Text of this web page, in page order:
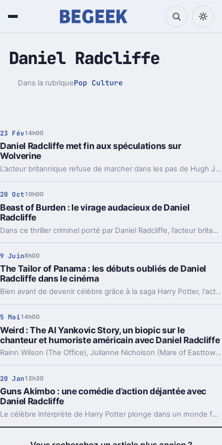
Daniel Radcliffe
Dans la rubriquePop Culture
23 Fév14h00
Daniel Radcliffe met fin aux spéculations sur
Wolverine
L’acteur britannique refuse de marcher dans les pas de Hugh Jackman pour incarner le mutant emblématique.
20 Oct 10h00
Beast of Burden : le virage audacieux de Daniel
Radcliffe
Dans ce thriller criminel porté par Daniel Radcliffe, l’acteur britannique s’éloigne radicalement de son rôle emblématique de Harry Potter, offrant une performance intense qui bouleverse l’image que le public se fait de lui.
9 Juin8h00
The Tailor of Panama : les débuts oubliés de Daniel
Radcliffe dans le cinéma
Bien avant de devenir célèbre grâce à la saga Harry Potter, l'acteur britannique Daniel Radcliffe a partagé l’affiche avec Pierce Brosnan dans un film d’espionnage aujourd’hui méconnu, révélant ses premiers pas au cinéma aux côtés d’un acteur reconnu.
5 Mai14h00
Weird : The Al Yankovic Story, un biopic sur le
chanteur et humoriste américain avec Daniel Radcliffe
Rainn Wilson (The Office), Julianne Nicholson (Mare of Easttown) et Evan Rachel Wood (Westworld) sont aussi au casting de Weird : The Al Yankovic Story.
20 Jan 12h30
Guns Akimbo : une comédie d’action déjantée avec
Daniel Radcliffe
Le célèbre interprète de Harry Potter plonge dans un monde fortement inspiré par l'univers du jeu vidéo avec deux flingues vissés aux mains.